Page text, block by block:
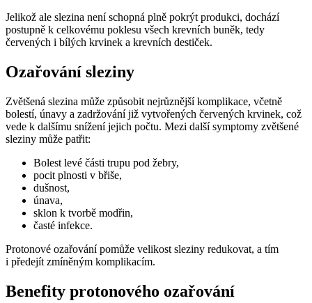
Jelikož ale slezina není schopná plně pokrýt produkci, dochází
postupně k celkovému poklesu všech krevních buněk, tedy
červených i bílých krvinek a krevních destiček.
Ozařování sleziny
Zvětšená slezina může způsobit nejrůznější komplikace, včetně
bolestí, únavy a zadržování již vytvořených červených krvinek, což
vede k dalšímu snížení jejich počtu. Mezi další symptomy zvětšené
sleziny může patřit:
Bolest levé části trupu pod žebry,
pocit plnosti v břiše,
dušnost,
únava,
sklon k tvorbě modřin,
časté infekce.
Protonové ozařování pomůže velikost sleziny redukovat, a tím
i předejít zmíněným komplikacím.
Benefity protonového ozařování